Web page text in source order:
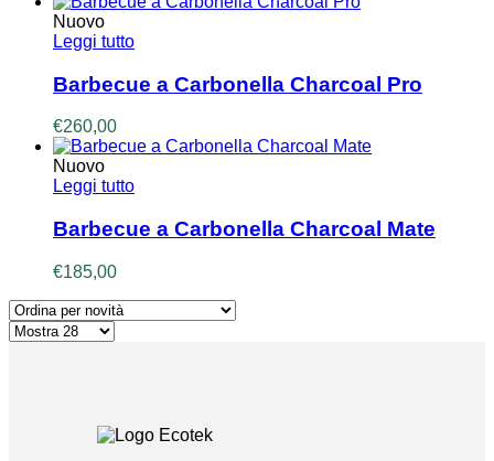
Nuovo
Leggi tutto
Barbecue a Carbonella Charcoal Pro
€260,00
Nuovo
Leggi tutto
Barbecue a Carbonella Charcoal Mate
€185,00